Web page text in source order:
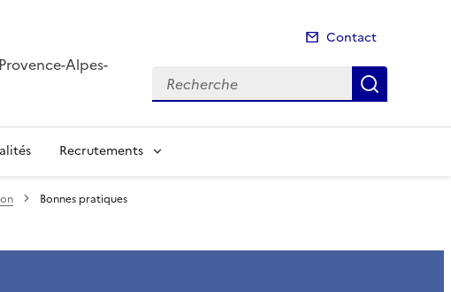
Alpes-
Contact
Recherche
Recrutements
Bonnes pratiques